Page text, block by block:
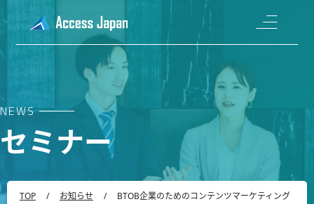
NEWS
セミナー
TOP / お知らせ /
BTOB企業のためのコンテンツマーケティング